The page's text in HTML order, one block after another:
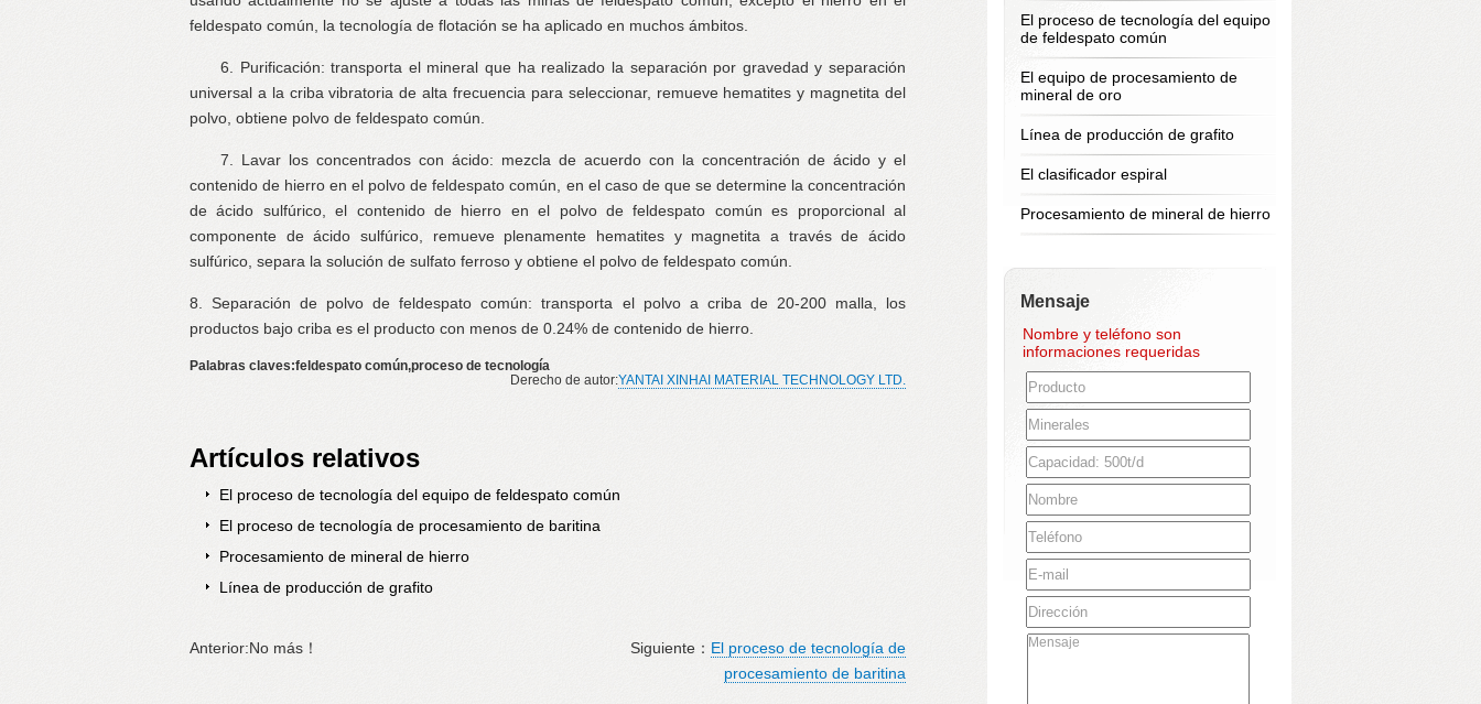
feldespato común, la tecnología de flotación se ha aplicado en muchos ámbitos.
6. Purificación: transporta el mineral que ha realizado la separación por gravedad y separación
universal a la criba vibratoria de alta frecuencia para seleccionar, remueve hematites y magnetita del
polvo, obtiene polvo de feldespato común.
7. Lavar los concentrados con ácido: mezcla de acuerdo con la concentración de ácido y el
contenido de hierro en el polvo de feldespato común, en el caso de que se determine la concentración
de ácido sulfúrico, el contenido de hierro en el polvo de feldespato común es proporcional al
componente de ácido sulfúrico, remueve plenamente hematites y magnetita a través de ácido
sulfúrico, separa la solución de sulfato ferroso y obtiene el polvo de feldespato común.
8. Separación de polvo de feldespato común: transporta el polvo a criba de 20-200 malla, los
productos bajo criba es el producto con menos de 0.24% de contenido de hierro.
Palabras claves:feldespato común,proceso de tecnología
Derecho de autor:YANTAI XINHAI MATERIAL TECHNOLOGY LTD.
Artículos relativos
El proceso de tecnología del equipo de feldespato común
El proceso de tecnología de procesamiento de baritina
Procesamiento de mineral de hierro
Línea de producción de grafito
Anterior:No más！ Siguiente： El proceso de tecnología de
procesamiento de baritina
El proceso de tecnología del equipo
de feldespato común
El equipo de procesamiento de
mineral de oro
Línea de producción de grafito
El clasificador espiral
Procesamiento de mineral de hierro
Mensaje
Nombre y teléfono son
informaciones requeridas